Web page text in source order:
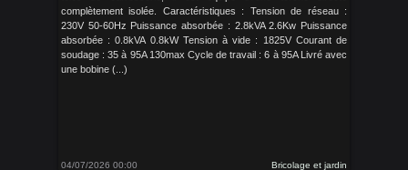
complètement isolée. Caractéristiques : Tension de réseau :
230V 50-60Hz Puissance absorbée : 2.8kVA 2.6Kw Puissance
absorbée : 0.8kVA 0.8kW Tension à vide : 1825V Courant de
soudage : 35 à 95A 130max Cycle de travail : 6 à 95A Livré avec
une bobine (...)
04/07/2026 00:00 Bricolage et jardin